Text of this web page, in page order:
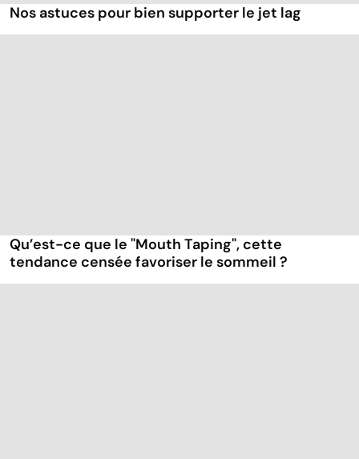
Nos astuces pour bien supporter le jet lag
Qu’est-ce que le "Mouth Taping", cette
tendance censée favoriser le sommeil ?